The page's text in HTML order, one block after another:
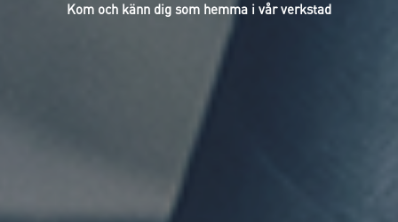
Kom och känn dig som hemma i vår verkstad